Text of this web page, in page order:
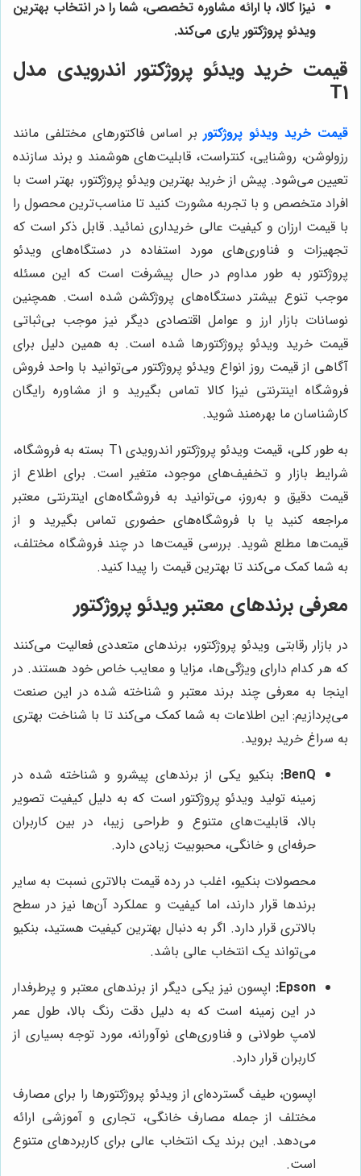
نیزا کالا، با ارائه مشاوره تخصصی، شما را در انتخاب بهترین
ویدئو پروژکتور یاری می‌کند.
قیمت خرید ویدئو پروژکتور اندرویدی مدل
T1
قیمت خرید ویدئو پروژکتور بر اساس فاکتورهای مختلفی مانند
رزولوشن، روشنایی، کنتراست، قابلیت‌های هوشمند و برند سازنده
تعیین می‌شود. پیش از خرید بهترین ویدئو پروژکتور، بهتر است با
افراد متخصص و با تجربه مشورت کنید تا مناسب‌ترین محصول را
با قیمت ارزان و کیفیت عالی خریداری نمائید. قابل ذکر است که
تجهیزات و فناوری‌های مورد استفاده در دستگاه‌های ویدئو
پروژکتور به طور مداوم در حال پیشرفت است که این مسئله
موجب تنوع بیشتر دستگاه‌های پروژکشن شده است. همچنین
نوسانات بازار ارز و عوامل اقتصادی دیگر نیز موجب بی‌ثباتی
قیمت خرید ویدئو پروژکتورها شده است. به همین دلیل برای
آگاهی از قیمت روز انواع ویدئو پروژکتور می‌توانید با واحد فروش
فروشگاه اینترنتی نیزا کالا تماس بگیرید و از مشاوره رایگان
کارشناسان ما بهره‌مند شوید.
به طور کلی، قیمت ویدئو پروژکتور اندرویدی T1 بسته به فروشگاه،
شرایط بازار و تخفیف‌های موجود، متغیر است. برای اطلاع از
قیمت دقیق و به‌روز، می‌توانید به فروشگاه‌های اینترنتی معتبر
مراجعه کنید یا با فروشگاه‌های حضوری تماس بگیرید و از
قیمت‌ها مطلع شوید. بررسی قیمت‌ها در چند فروشگاه مختلف،
به شما کمک می‌کند تا بهترین قیمت را پیدا کنید.
معرفی برندهای معتبر ویدئو پروژکتور
در بازار رقابتی ویدئو پروژکتور، برندهای متعددی فعالیت می‌کنند
که هر کدام دارای ویژگی‌ها، مزایا و معایب خاص خود هستند. در
اینجا به معرفی چند برند معتبر و شناخته شده در این صنعت
می‌پردازیم: این اطلاعات به شما کمک می‌کند تا با شناخت بهتری
به سراغ خرید بروید.
BenQ: بنکیو یکی از برندهای پیشرو و شناخته شده در
زمینه تولید ویدئو پروژکتور است که به دلیل کیفیت تصویر
بالا، قابلیت‌های متنوع و طراحی زیبا، در بین کاربران
حرفه‌ای و خانگی، محبوبیت زیادی دارد.
محصولات بنکیو، اغلب در رده قیمت بالاتری نسبت به سایر
برندها قرار دارند، اما کیفیت و عملکرد آن‌ها نیز در سطح
بالاتری قرار دارد. اگر به دنبال بهترین کیفیت هستید، بنکیو
می‌تواند یک انتخاب عالی باشد.
Epson: اپسون نیز یکی دیگر از برندهای معتبر و پرطرفدار
در این زمینه است که به دلیل دقت رنگ بالا، طول عمر
لامپ طولانی و فناوری‌های نوآورانه، مورد توجه بسیاری از
کاربران قرار دارد.
اپسون، طیف گسترده‌ای از ویدئو پروژکتورها را برای مصارف
مختلف از جمله مصارف خانگی، تجاری و آموزشی ارائه
می‌دهد. این برند یک انتخاب عالی برای کاربردهای متنوع
است.